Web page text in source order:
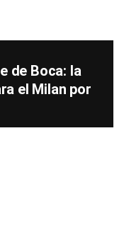
de Boca: la
el Milan por